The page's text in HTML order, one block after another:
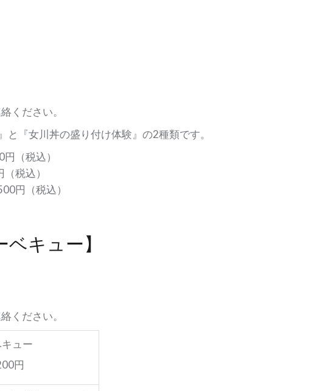
ください。
『女川丼の盛り付け体験』の2種類です。
（税込）
税込）
円（税込）
キュー】
ください。
ュー
円